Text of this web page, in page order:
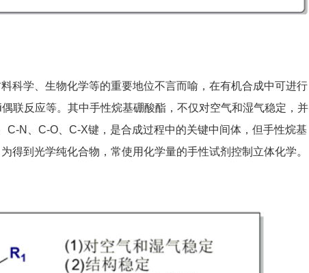
科学、生物化学等的重要地位不言而喻，在有机合成中可进行
联反应等。其中手性烷基硼酸酯，不仅对空气和湿气稳定，并
C-N、C-O、C-X键，是合成过程中的关键中间体，但手性烷基
得到光学纯化合物，常使用化学量的手性试剂控制立体化学。